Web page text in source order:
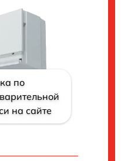
по
на сайте